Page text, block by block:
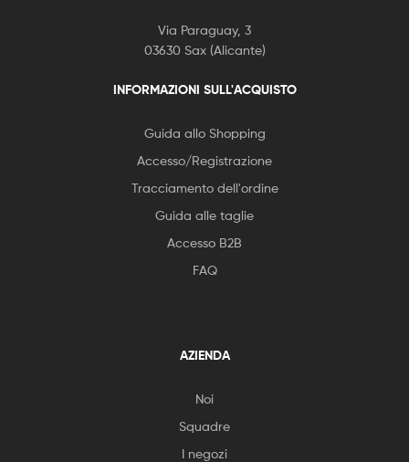
Via Paraguay, 3
03630 Sax (Alicante)
INFORMAZIONI SULL'ACQUISTO
Guida allo Shopping
Accesso/Registrazione
Tracciamento dell'ordine
Guida alle taglie
Accesso B2B
FAQ
AZIENDA
Noi
Squadre
I negozi